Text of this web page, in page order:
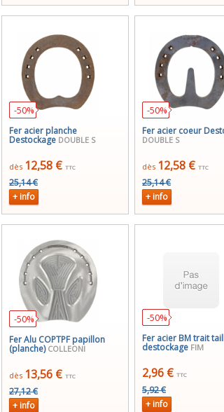
-50%
Fer acier planche
Destockage DOUBLE S
dès 12,58 € TTC
25,14 €
+ info
-50%
Fer acier coeur
DOUBLE S
dès 12,58 € TTC
25,14 €
+ info
-50%
Fer Alu COPTPF papillon
(planche) COLLEONI
dès 13,56 € TTC
27,12 €
+ info
-50%
Fer acier BM trait
destockage FIM
2,96 € TTC
5,92 €
+ info